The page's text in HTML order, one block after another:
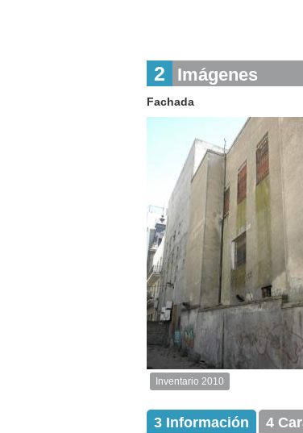
2 Imágenes
Fachada
Inventario
Exterior
Inventario 2010
de
3 Información 4